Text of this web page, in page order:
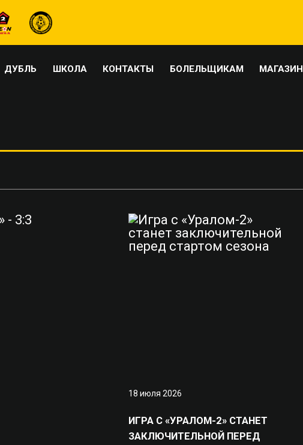
ДУБЛЬ ШКОЛА КОНТАКТЫ БОЛЕЛЬЩИКАМ МАГАЗИН
18 июля 2026
ИГРА С «УРАЛОМ-2» СТАНЕТ
ЗАКЛЮЧИТЕЛЬНОЙ ПЕРЕД